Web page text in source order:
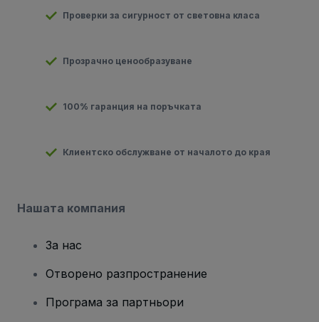
Проверки за сигурност от световна класа
Прозрачно ценообразуване
100% гаранция на поръчката
Клиентско обслужване от началото до края
Нашата компания
За нас
Отворено разпространение
Програма за партньори